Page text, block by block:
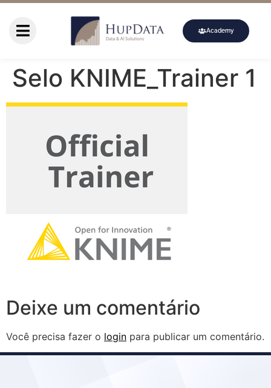
Academy
Selo KNIME_Trainer 1
Deixe um comentário
Você precisa fazer o login para publicar um comentário.